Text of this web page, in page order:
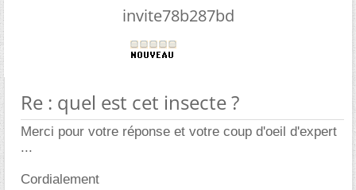
invite78b287bd
Re : quel est cet insecte ?
Merci pour votre réponse et votre coup d'oeil d'expert
...
Cordialement